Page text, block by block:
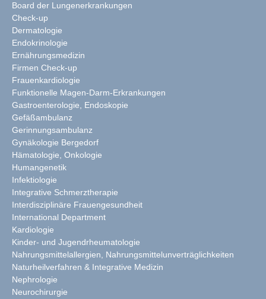
Board der Lungenerkrankungen
Check-up
Dermatologie
Endokrinologie
Ernährungsmedizin
Firmen Check-up
Frauenkardiologie
Funktionelle Magen-Darm-Erkrankungen
Gastroenterologie, Endoskopie
Gefäßambulanz
Gerinnungsambulanz
Gynäkologie Bergedorf
Hämatologie, Onkologie
Humangenetik
Infektiologie
Integrative Schmerztherapie
Interdisziplinäre Frauengesundheit
International Department
Kardiologie
Kinder- und Jugendrheumatologie
Nahrungsmittelallergien, Nahrungsmittelunverträglichkeiten
Naturheilverfahren & Integrative Medizin
Nephrologie
Neurochirurgie